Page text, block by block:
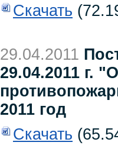
Скачать
29.04.2011
29.04.2011 г.
2011 год
Скачать